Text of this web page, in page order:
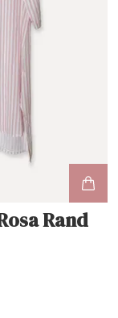
Rand